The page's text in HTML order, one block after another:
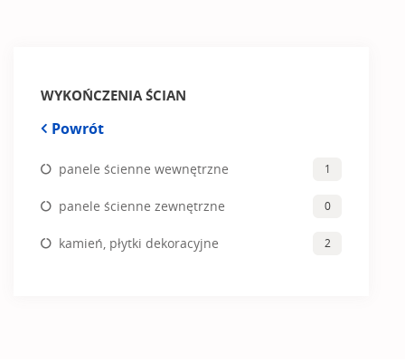
WYKOŃCZENIA ŚCIAN
Powrót
panele ścienne wewnętrzne 1
panele ścienne zewnętrzne 0
kamień, płytki dekoracyjne 2